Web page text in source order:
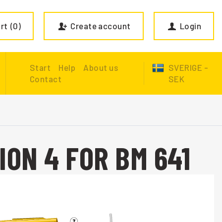
0 Create account Login
Start Help
About us
Contact
SVERIGE -
SEK
4 FOR BM 641